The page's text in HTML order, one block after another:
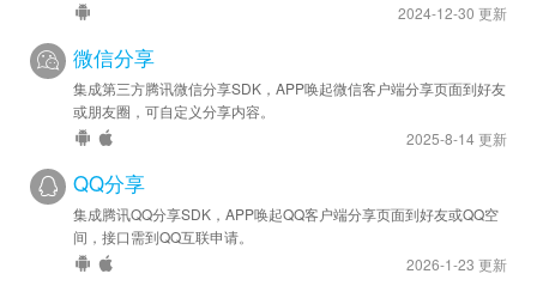
2024-12-30 更新
微信分享
集成第三方腾讯微信分享SDK，APP唤起微信客户端分享页面到好友
或朋友圈，可自定义分享内容。
2025-8-14 更新
QQ分享
集成腾讯QQ分享SDK，APP唤起QQ客户端分享页面到好友或QQ空
间，接口需到QQ互联申请。
2026-1-23 更新